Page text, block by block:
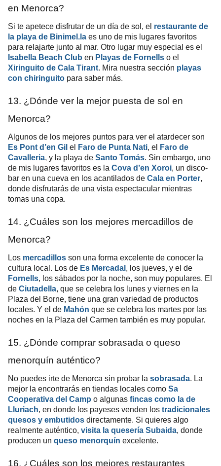
en Menorca?
Si te apetece disfrutar de un día de sol, el restaurante de
la playa de Binimel.la es uno de mis lugares favoritos
para relajarte junto al mar. Otro lugar muy especial es el
Isabella Beach Club en Playas de Fornells o el
Xiringuito de Cala Tirant . Mira nuestra sección playas
con chiringuito para saber más.
13. ¿Dónde ver la mejor puesta de sol en
Menorca?
Algunos de los mejores puntos para ver el atardecer son
Es Pont d’en Gil el Faro de Punta Nati, el Faro de
Cavalleria, y la playa de Santo Tomás. Sin embargo, uno
de mis lugares favoritos es la Cova d’en Xoroi, un disco-
bar en una cueva en los acantilados de Cala en Porter,
donde disfrutarás de una vista espectacular mientras
tomas una copa.
14. ¿Cuáles son los mejores mercadillos de
Menorca?
Los mercadillos son una forma excelente de conocer la
cultura local. Los de Es Mercadal, los jueves, y el de
Fornells, los sábados por la noche, son muy populares. El
de Ciutadella, que se celebra los lunes y viernes en la
Plaza del Borne, tiene una gran variedad de productos
locales. Y el de Mahón que se celebra los martes por las
noches en la Plaza del Carmen también es muy popular.
15. ¿Dónde comprar sobrasada o queso
menorquín auténtico?
No puedes irte de Menorca sin probar la sobrasada. La
mejor la encontrarás en tiendas locales como Sa
Cooperativa del Camp o algunas fincas como la de
Lluriach, en donde los payeses venden los tradicionales
quesos y embutidos directamente. Si quieres algo
realmente auténtico, visita la quesería Subaida, donde
producen un queso menorquín excelente.
16. ¿Cuáles son los mejores restaurantes